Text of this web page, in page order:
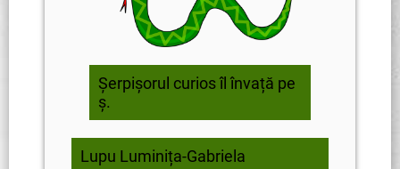
Șerpișorul curios îl învață pe
ș.
Lupu Luminița-Gabriela